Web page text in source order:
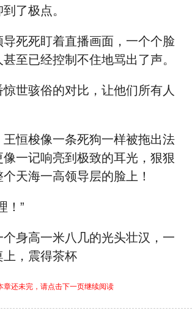
了极点。
导死死盯着直播画面，一个个脸
至已经控制不住地骂出了声。
世骇俗的对比，让他们所有人
王恒梭像一条死狗一样被拖出法
像一记响亮到极致的耳光，狠狠
天海一高领导层的脸上！
！”
个身高一米八几的光头壮汉，一
，震得茶杯
章还未完，请点击下一页继续阅读